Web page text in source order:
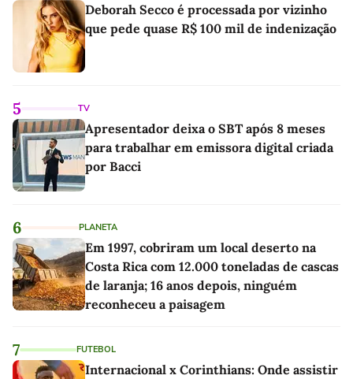
Deborah Secco é processada por vizinho
que pede quase R$ 100 mil de indenização
5 TV
Apresentador deixa o SBT após 8 meses
para trabalhar em emissora digital criada
por Bacci
6 PLANETA
Em 1997, cobriram um local deserto na
Costa Rica com 12.000 toneladas de cascas
de laranja; 16 anos depois, ninguém
reconheceu a paisagem
7 FUTEBOL
Internacional x Corinthians: Onde assistir